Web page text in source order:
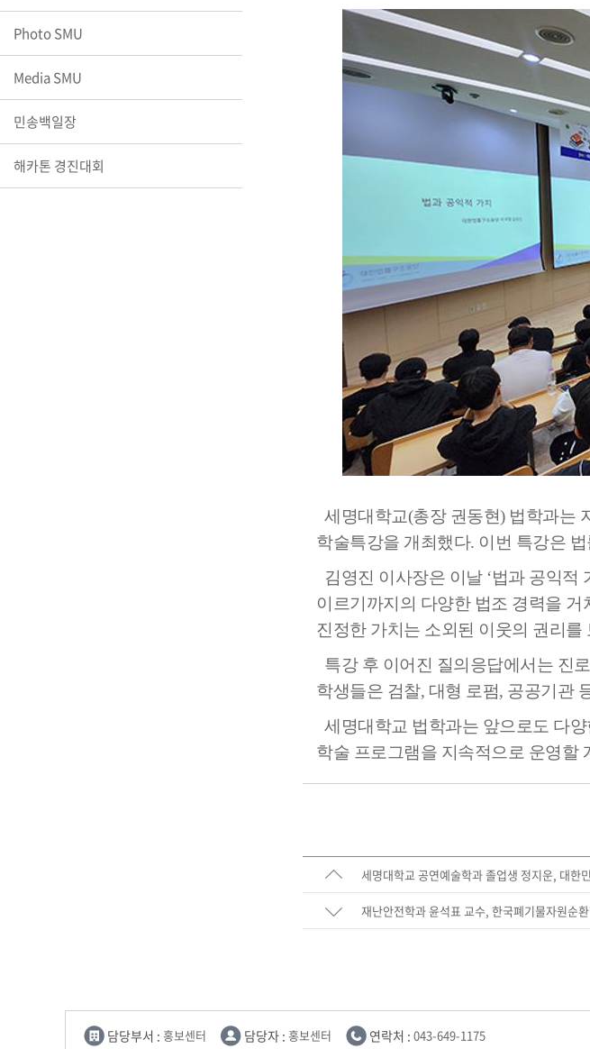
예결산공고(감
예산공고
결산공고
대학평의원회
대학평의원회
대학평의원회
기본방향
교양교육 체계
캠퍼스안내
캠퍼스투어
발전기금
국내대학 학점
학적부사항정
장학안내
장학제도
학칙규정
제ㆍ증명서발급
학사자료실
Career Guidance
(전공·진로 안내 프
로그램)
학생설계전공
통학버스
통학증(월 정
국내외 교류현황
병무행정
대학생 병무행
예비군연대
예비군연대소
ROTC란
ROTC제도란?
제도의 특징
임관식
소대장 생활
후보생 및 임관
교내교육 및 입
IT지원안내
SETOPIA
논문집 검색
산학협력 산하기관
산학협력단
도심관광활성
제천시어린이
제천시농촌협
제천시탄소중
부속제천한방
기타 교내기관
교수노동조합
Photo SMU
Media SMU
민송백일장
해카톤 경진대회
세명대학교(총장 권동현) 법학과는
학술특강을 개최했다. 이번 특강은
김영진 이사장은 이날 ‘법과 공익적
이르기까지의 다양한 법조 경력을
진정한 가치는 소외된 이웃의 권리
특강 후 이어진 질의응답에서는 진
학생들은 검찰, 대형 로펌, 공공기관
세명대학교 법학과는 앞으로도 다
학술 프로그램을 지속적으로 운영할
세명대학교 공연예술학과 졸업생 정지운, 대한
재난안전학과 윤석표 교수, 한국폐기물자원순
담당부서 : 홍보센터 담당자 : 홍보센터 연락처 : 043-649-1175